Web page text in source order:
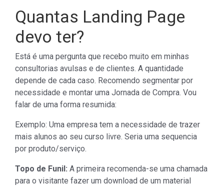
Quantas Landing Page
devo ter?
Está é uma pergunta que recebo muito em minhas
consultorias avulsas e de clientes. A quantidade
depende de cada caso. Recomendo segmentar por
necessidade e montar uma Jornada de Compra. Vou
falar de uma forma resumida:
Exemplo: Uma empresa tem a necessidade de trazer
mais alunos ao seu curso livre. Seria uma sequencia
por produto/serviço.
Topo de Funil: A primeira recomenda-se uma chamada
para o visitante fazer um download de um material